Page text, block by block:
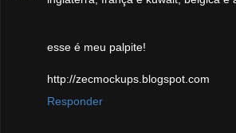
esse é meu palpite!
http://zecmockups.blogspot.com
Responder